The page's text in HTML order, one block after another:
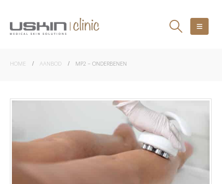
HOME AANBOD MP2 – ONDERBENEN